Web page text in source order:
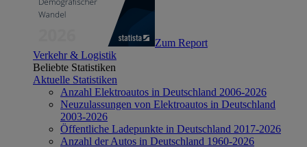
Zum Report
Verkehr & Logistik
Beliebte Statistiken
Aktuelle Statistiken
Anzahl Elektroautos in Deutschland 2006-2026
Neuzulassungen von Elektroautos in Deutschland
2003-2026
Öffentliche Ladepunkte in Deutschland 2017-2026
Anzahl der Autos in Deutschland 1960-2026